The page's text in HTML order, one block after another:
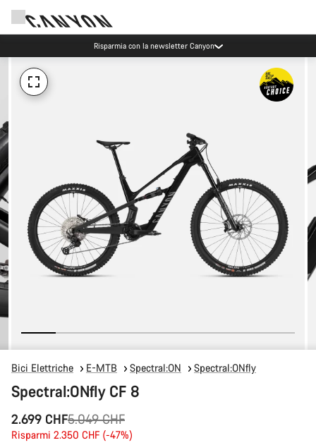
Risparmia con la newsletter Canyon
Bici Elettriche E-MTB Spectral:ON Spectral:ONfly
Spectral:ONfly CF 8
2.699 CHF
Prezzo
originale
5.049 CHF
Risparmi 2.350 CHF (-47%)